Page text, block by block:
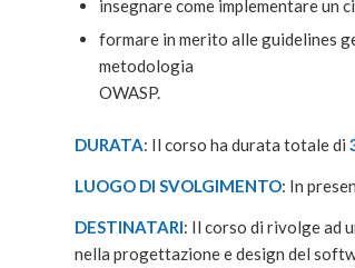
insegnare come implementare un
formare in merito alle guidelines
metodologia
OWASP.
DURATA: Il corso ha durata totale di
LUOGO DI SVOLGIMENTO: In
DESTINATARI: Il corso di rivolge ad
nella progettazione e design del